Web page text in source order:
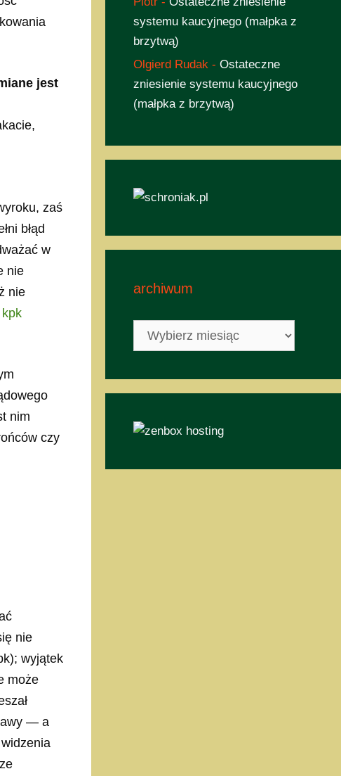
jest
zaś
błąd
w
nie
nie
nim
czy
nie
wyjątek
może
— a
systemu kaucyjnego (małpka z
brzytwą)
Olgierd Rudak - Ostateczne
zniesienie systemu kaucyjnego
(małpka z brzytwą)
archiwum
archiwum